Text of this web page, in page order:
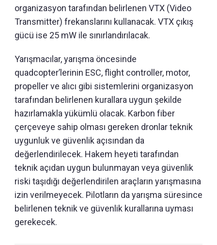
organizasyon tarafından belirlenen VTX (Video
Transmitter) frekanslarını kullanacak. VTX çıkış
gücü ise 25 mW ile sınırlandırılacak.
Yarışmacılar, yarışma öncesinde
quadcopter’lerinin ESC, flight controller, motor,
propeller ve alıcı gibi sistemlerini organizasyon
tarafından belirlenen kurallara uygun şekilde
hazırlamakla yükümlü olacak. Karbon fiber
çerçeveye sahip olması gereken dronlar teknik
uygunluk ve güvenlik açısından da
değerlendirilecek. Hakem heyeti tarafından
teknik açıdan uygun bulunmayan veya güvenlik
riski taşıdığı değerlendirilen araçların yarışmasına
izin verilmeyecek. Pilotların da yarışma süresince
belirlenen teknik ve güvenlik kurallarına uyması
gerekecek.